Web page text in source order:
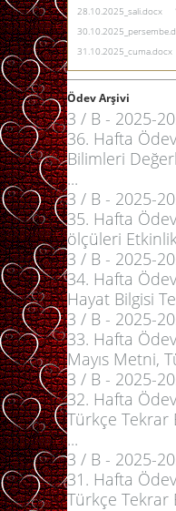
28.10.2025_sali.docx
31.10.2025_cuma.docx
Ödev Arşivi
3 / B - 2025-
36. Hafta
Bilimleri
...
3 / B - 2025-
35. Hafta
ölçüleri
3 / B - 2025-
34. Hafta
Hayat Bilgisi
3 / B - 2025-
33. Hafta
Mayıs Metni,
3 / B - 2025-
32. Hafta
Türkçe
...
3 / B - 2025-
31. Hafta
Türkçe Tekrar